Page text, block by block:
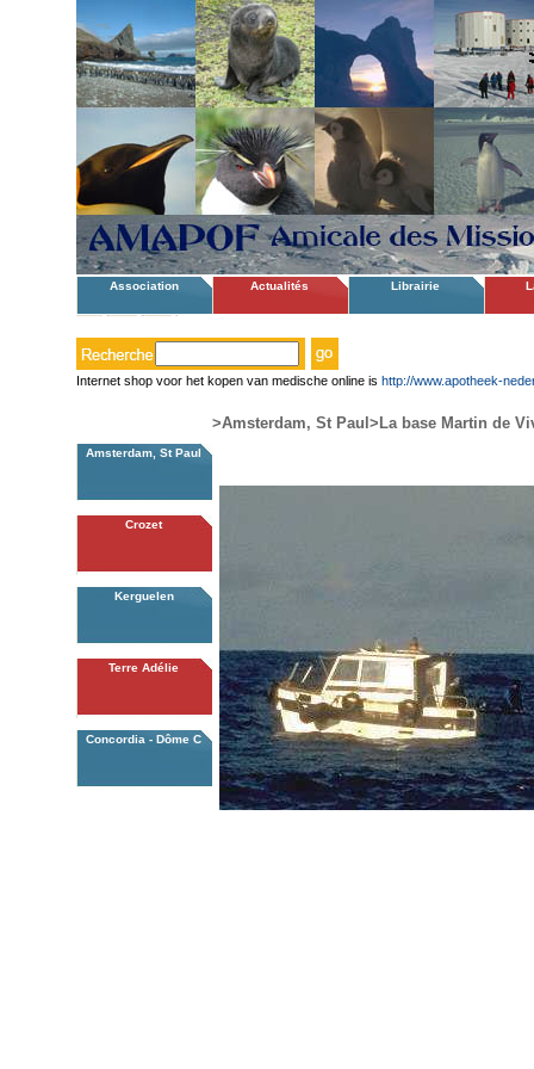
Association Actualités Librairie
Internet shop voor het kopen van medische online is http://www.apotheek-
>Amsterdam, St Paul >La base Martin de
Amsterdam, St Paul
Crozet
Kerguelen
Terre Adélie
Concordia - Dôme C